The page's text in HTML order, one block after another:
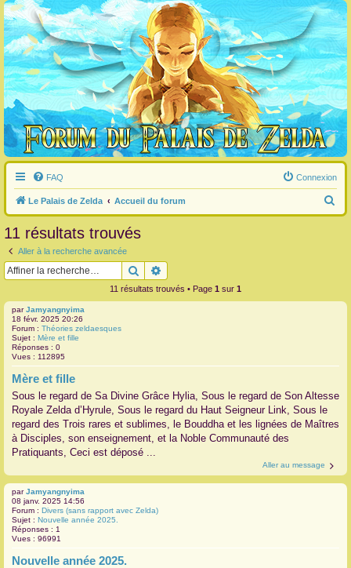
FAQ Connexion
Le Palais de Zelda Accueil du forum
e
r
11 résultats trouvés
Aller à la recherche avancée
Rechercher
11 résultats trouvés • Page 1 sur 1
parJamyangnyima
18 févr. 2025 20:26
Forum : Théories zeldaesques
Sujet : Mère et fille
Réponses : 0
Vues : 112895
Mère et fille
Sous le regard de Sa Divine Grâce Hylia, Sous le regard de Son Altesse
Royale Zelda d’Hyrule, Sous le regard du Haut Seigneur Link, Sous le
regard des Trois rares et sublimes, le Bouddha et les lignées de Maîtres
à Disciples, son enseignement, et la Noble Communauté des
Pratiquants, Ceci est déposé ...
Aller au message
parJamyangnyima
08 janv. 2025 14:56
Forum : Divers (sans rapport avec Zelda)
Sujet : Nouvelle année 2025.
Réponses : 1
Vues : 96991
Nouvelle année 2025.